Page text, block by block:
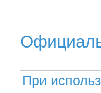
При